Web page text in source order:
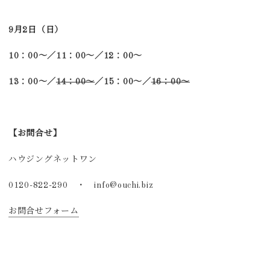
9月2日（日）
10：00～／11：00～／12：00～
13：00～／ 14：00～／15：00～／16：00～
【お問合せ】
ハウジングネットワン
0120-822-290 ・ info@ouchi.biz
お問合せフォーム